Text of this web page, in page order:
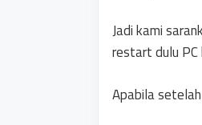
Jadi kami
restart dulu PC
Apabila